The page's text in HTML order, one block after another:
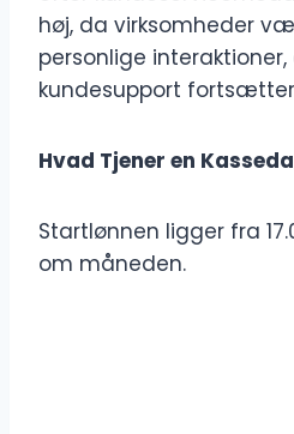
høj, da virksomheder
personlige
kundesupport
Hvad Tjener en
Startlønnen ligger fra
om måneden.